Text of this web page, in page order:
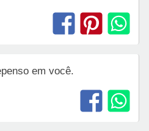
em você.